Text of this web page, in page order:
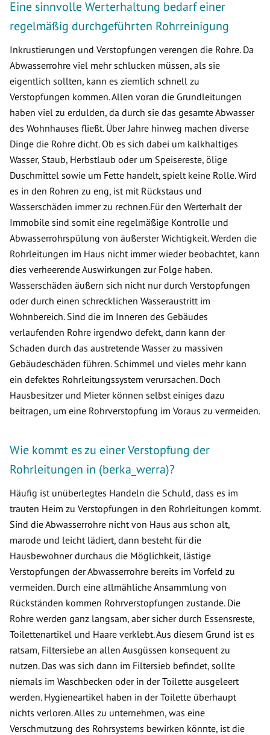
Eine sinnvolle Werterhaltung bedarf einer
regelmäßig durchgeführten Rohrreinigung
Inkrustierungen und Verstopfungen verengen die Rohre. Da
Abwasserrohre viel mehr schlucken müssen, als sie
eigentlich sollten, kann es ziemlich schnell zu
Verstopfungen kommen. Allen voran die Grundleitungen
haben viel zu erdulden, da durch sie das gesamte Abwasser
des Wohnhauses fließt. Über Jahre hinweg machen diverse
Dinge die Rohre dicht. Ob es sich dabei um kalkhaltiges
Wasser, Staub, Herbstlaub oder um Speisereste, ölige
Duschmittel sowie um Fette handelt, spielt keine Rolle. Wird
es in den Rohren zu eng, ist mit Rückstaus und
Wasserschäden immer zu rechnen.Für den Werterhalt der
Immobile sind somit eine regelmäßige Kontrolle und
Abwasserrohrspülung von äußerster Wichtigkeit. Werden die
Rohrleitungen im Haus nicht immer wieder beobachtet, kann
dies verheerende Auswirkungen zur Folge haben.
Wasserschäden äußern sich nicht nur durch Verstopfungen
oder durch einen schrecklichen Wasseraustritt im
Wohnbereich. Sind die im Inneren des Gebäudes
verlaufenden Rohre irgendwo defekt, dann kann der
Schaden durch das austretende Wasser zu massiven
Gebäudeschäden führen. Schimmel und vieles mehr kann
ein defektes Rohrleitungssystem verursachen. Doch
Hausbesitzer und Mieter können selbst einiges dazu
beitragen, um eine Rohrverstopfung im Voraus zu vermeiden.
Wie kommt es zu einer Verstopfung der
Rohrleitungen in (berka_werra)?
Häufig ist unüberlegtes Handeln die Schuld, dass es im
trauten Heim zu Verstopfungen in den Rohrleitungen kommt.
Sind die Abwasserrohre nicht von Haus aus schon alt,
marode und leicht lädiert, dann besteht für die
Hausbewohner durchaus die Möglichkeit, lästige
Verstopfungen der Abwasserrohre bereits im Vorfeld zu
vermeiden. Durch eine allmähliche Ansammlung von
Rückständen kommen Rohrverstopfungen zustande. Die
Rohre werden ganz langsam, aber sicher durch Essensreste,
Toilettenartikel und Haare verklebt. Aus diesem Grund ist es
ratsam, Filtersiebe an allen Ausgüssen konsequent zu
nutzen. Das was sich dann im Filtersieb befindet, sollte
niemals im Waschbecken oder in der Toilette ausgeleert
werden. Hygieneartikel haben in der Toilette überhaupt
nichts verloren. Alles zu unternehmen, was eine
Verschmutzung des Rohrsystems bewirken könnte, ist die